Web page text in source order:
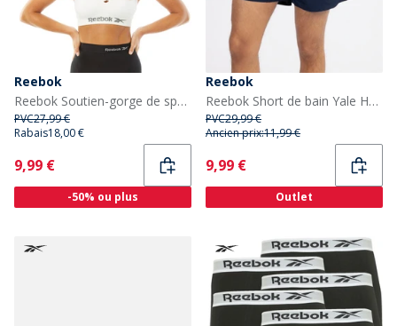
Reebok
Reebok Soutien-gorge de sport sans couture Maryna Femme Blanc
PVC27,99 €
Rabais18,00 €
Current
9,99 €
-50% ou plus
Reebok
Reebok Short de bain Yale Homme Vector Navy
PVC29,99 €
Ancien prix:11,99 €
Current
9,99 €
Outlet